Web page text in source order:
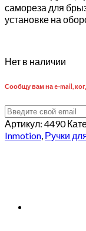
самореза для
установке на
Нет в наличии
Сообщу вам на e-mail,
Артикул: 4490
Inmotion, Ручки